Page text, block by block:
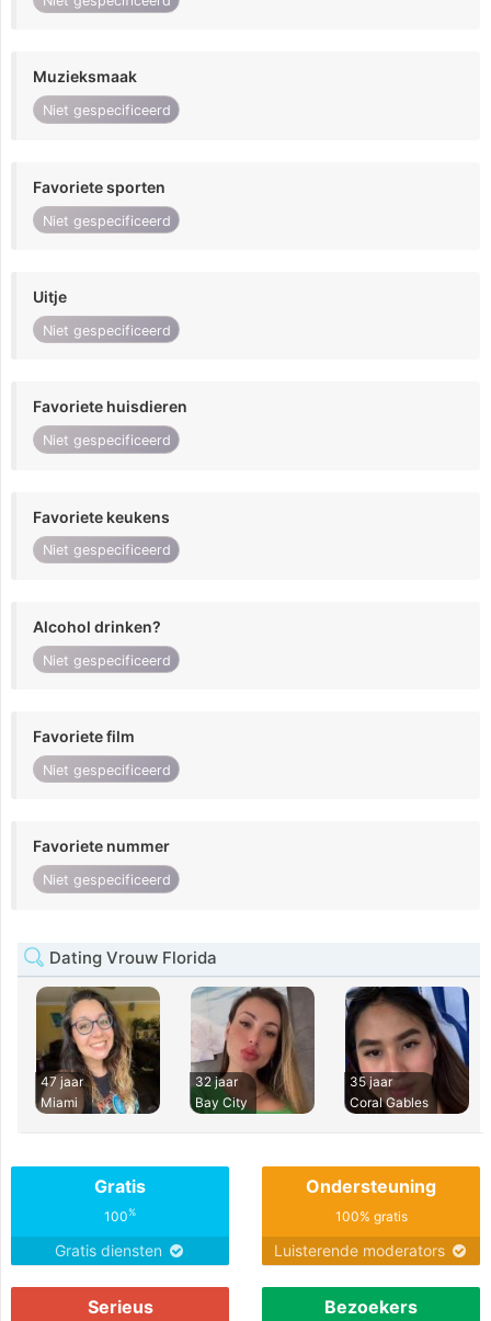
Muzieksmaak
Niet gespecificeerd
Favoriete sporten
Niet gespecificeerd
Uitje
Niet gespecificeerd
Favoriete huisdieren
Niet gespecificeerd
Favoriete keukens
Niet gespecificeerd
Alcohol drinken?
Niet gespecificeerd
Favoriete film
Niet gespecificeerd
Favoriete nummer
Niet gespecificeerd
Dating Vrouw Florida
47 jaar
Miami
32 jaar
Bay City
35 jaar
Coral Gables
Gratis
100%
Gratis diensten
Ondersteuning
100% gratis
Luisterende moderators
Serieus Bezoekers